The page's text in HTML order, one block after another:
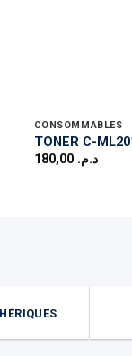
CONSOMMABLES
TONER C-
د.م. 180,00